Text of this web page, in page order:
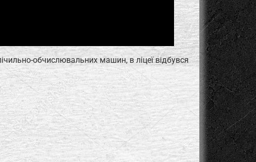
обчислювальних машин, в ліцеї відбувся